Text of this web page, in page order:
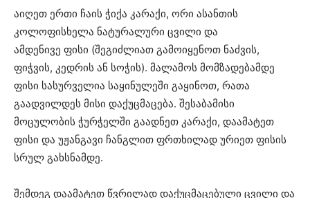
აიღეთ ერთი ჩაის ჭიქა კარაქი, ორი ასანთის
კოლოფისხელა ნატურალური ცვილი და
ამდენივე ფისი (შეგიძლიათ გამოიყენოთ ნაძვის,
ფიჭვის, კედრის ან სოჭის). მალამოს მომზადებამდე
ფისი სასურველია საყინულეში გაყინოთ, რათა
გაადვილდეს მისი დაქუცმაცება. შესაბამისი
მოცულობის ჭურჭელში გაადნეთ კარაქი, დაამატეთ
ფისი და უჟანგავი ჩანგლით ფრთხილად ურიეთ ფისის
სრულ გახსნამდე.
შემდეგ დაამატეთ წვრილად დაქუცმაცებული ცვილი და